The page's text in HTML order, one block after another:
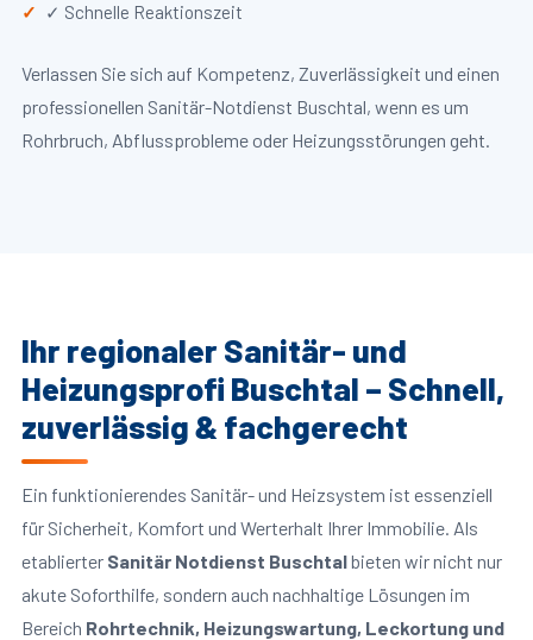
✓ Schnelle Reaktionszeit
Verlassen Sie sich auf Kompetenz, Zuverlässigkeit und einen
professionellen Sanitär-Notdienst Buschtal, wenn es um
Rohrbruch, Abflussprobleme oder Heizungsstörungen geht.
Ihr regionaler Sanitär- und
Heizungsprofi Buschtal – Schnell,
zuverlässig & fachgerecht
Ein funktionierendes Sanitär- und Heizsystem ist essenziell
für Sicherheit, Komfort und Werterhalt Ihrer Immobilie. Als
etablierter Sanitär Notdienst Buschtalbieten wir nicht nur
akute Soforthilfe, sondern auch nachhaltige Lösungen im
Bereich Rohrtechnik, Heizungswartung, Leckortung und